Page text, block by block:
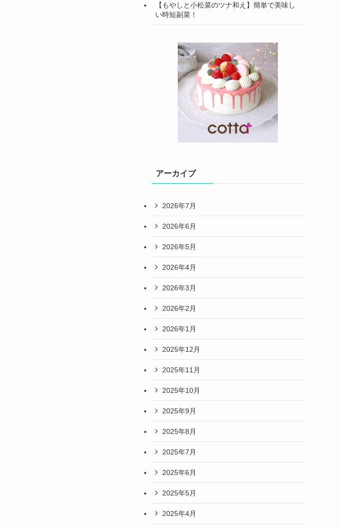
【もやしと小松菜のツナ和え】簡単で美味し
い時短副菜！
アーカイブ
2026年7月
2026年6月
2026年5月
2026年4月
2026年3月
2026年2月
2026年1月
2025年12月
2025年11月
2025年10月
2025年9月
2025年8月
2025年7月
2025年6月
2025年5月
2025年4月